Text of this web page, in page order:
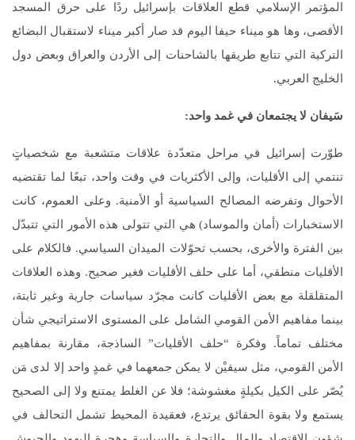
المؤتمر الإسلامي قطع العلاقات بإسرائيل ردًا على حرق المسجد
الأقصى، وها هو ميناء حيفا اليوم قد صار أكبر ميناء لاستقبال البضائع
التركية التي تتابع طريقها بالشاحنات إلى الأردن والعراق وبعض دول
الخليج العربي.
سَيفان لا يجتمعان في غمد واحد:
طوّرت إسرائيل في مراحل متعدّدة علاقات متشعبة مع شخصياتٍ
تنتمي إلى الأقليات، وإلى الأكثريات في وقت واحد، تبعًا لما تقتضيه
الأحوال وتفرضه المصالح السياسية أو الأمنية. وعلى العموم، كانت
الاستخبارات (أمان والموساد) هي التي تتولى هذه الأمور التي تتبدّل
بين الفترة والأخرى، بحسب تحوّلات الميدان السياسي. فالكلام على
الأقليات منطقي، أما على حلف الأقليات فغير صحيح. وهذه العلاقات
المتقلقلة مع بعض الأقليات كانت مجرّد سياسات جارية وغير ثابتة،
بينما مفاهيم الأمن القومي الشامل على المستوى الاستراتيجي شأن
مختلف تماماً. وفكرة “حلف الأقليات” الساذجة، مقارنة بمفاهيم
الأمن القومي، مثل سيفيْن لا يمكن جمعهما في غمدٍ واحد إلا لدى مَن
يُصّر على الكيل بكيلةٍ مغشوشة؛ فلا عن الغلط يمتنع ولا إلى الصحيح
يستمع ولا بقوة الحقائق يرتدع، فعقيدة المحيط تشمل التحالف في